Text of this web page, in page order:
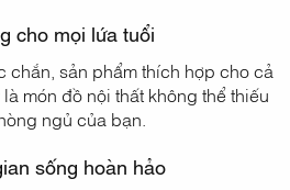
cho mọi lứa tuổi
chắn, sản phẩm thích hợp cho cả
món đồ nội thất không thể thiếu
ngủ của bạn.
sống hoàn hảo